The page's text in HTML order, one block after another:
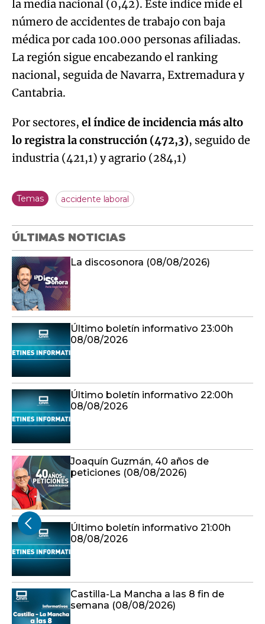
la media nacional (0,42). Este índice mide el
número de accidentes de trabajo con baja
médica por cada 100.000 personas afiliadas.
La región sigue encabezando el ranking
nacional, seguida de Navarra, Extremadura y
Cantabria.
Por sectores, el índice de incidencia más alto
lo registra la construcción (472,3), seguido de
industria (421,1) y agrario (284,1)
Temas accidente laboral
ÚLTIMAS NOTICIAS
La discosonora (08/08/2026)
Último boletín informativo 23:00h
08/08/2026
Último boletín informativo 22:00h
08/08/2026
Joaquín Guzmán, 40 años de
peticiones (08/08/2026)
Último boletín informativo 21:00h
08/08/2026
Castilla-La Mancha a las 8 fin de
semana (08/08/2026)